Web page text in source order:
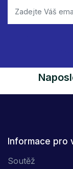
Informace pro
Soutěž